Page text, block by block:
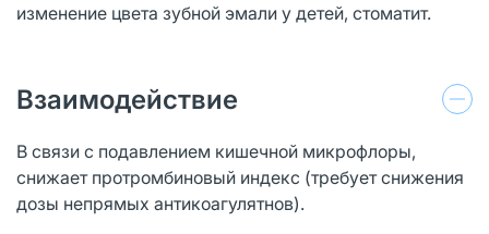
изменение цвета зубной эмали у детей, стоматит.
Взаимодействие
В связи с подавлением кишечной микрофлоры,
снижает протромбиновый индекс (требует снижения
дозы непрямых антикоагулятнов).